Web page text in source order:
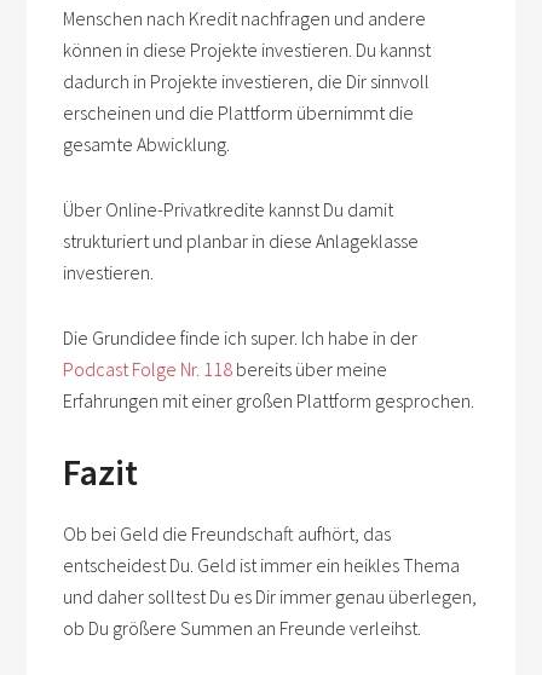
Menschen nach Kredit nachfragen und andere
können in diese Projekte investieren. Du kannst
dadurch in Projekte investieren, die Dir sinnvoll
erscheinen und die Plattform übernimmt die
gesamte Abwicklung.
Über Online-Privatkredite kannst Du damit
strukturiert und planbar in diese Anlageklasse
investieren.
Die Grundidee finde ich super. Ich habe in der
Podcast Folge Nr. 118 bereits über meine
Erfahrungen mit einer großen Plattform gesprochen.
Fazit
Ob bei Geld die Freundschaft aufhört, das
entscheidest Du. Geld ist immer ein heikles Thema
und daher solltest Du es Dir immer genau überlegen,
ob Du größere Summen an Freunde verleihst.